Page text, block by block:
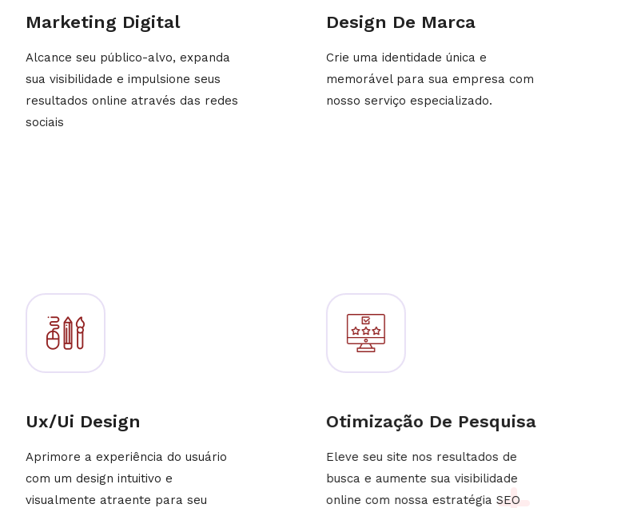
Marketing Digital
Alcance seu público-alvo, expanda
sua visibilidade e impulsione seus
resultados online através das redes
sociais
Design De Marca
Crie uma identidade única e
memorável para sua empresa com
nosso serviço especializado.
Ux/Ui Design
Aprimore a experiência do usuário
com um design intuitivo e
visualmente atraente para seu
Otimização De Pesquisa
Eleve seu site nos resultados de
busca e aumente sua visibilidade
online com nossa estratégia SEO